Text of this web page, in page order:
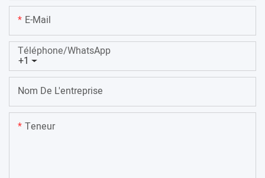
E-Mail
+1
Téléphone/WhatsApp
Nom De L'entreprise
Teneur